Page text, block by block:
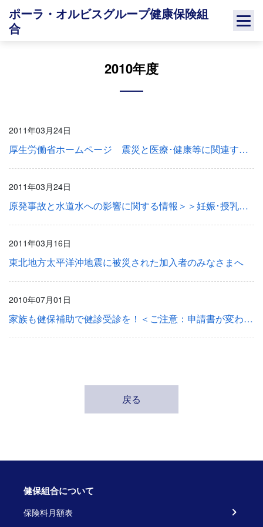
Skip
content
ポーラ・オルビスグループ健康保険組
合
2010年度
2011年03月24日
厚生労働省ホームページ 震災と医療･健康等に関連する情報
2011年03月24日
原発事故と水道水への影響に関する情報＞＞妊娠･授乳中女性の方へ
2011年03月16日
東北地方太平洋沖地震に被災された加入者のみなさまへ
2010年07月01日
家族も健保補助で健診受診を！＜ご注意：申請書が変わりました＞
戻る
健保組合について
保険料月額表